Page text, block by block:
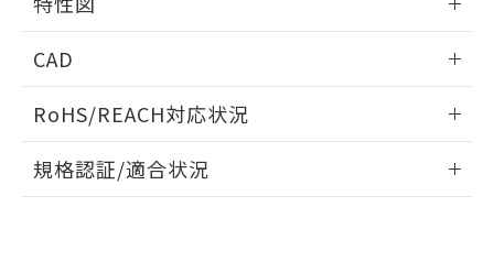
外形図
電気的耐久性曲線
CAD
ドすることができます。
ログイン/会員登録
RoHS/REACH対応状況
EU RoHS 注意事項・凡例
規格認証/適合状況